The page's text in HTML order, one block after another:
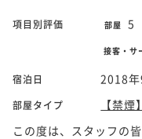
項目別評価 部屋 5
接客・サ
宿泊日 2018
部屋タイプ
【禁
この度は、スタッフの